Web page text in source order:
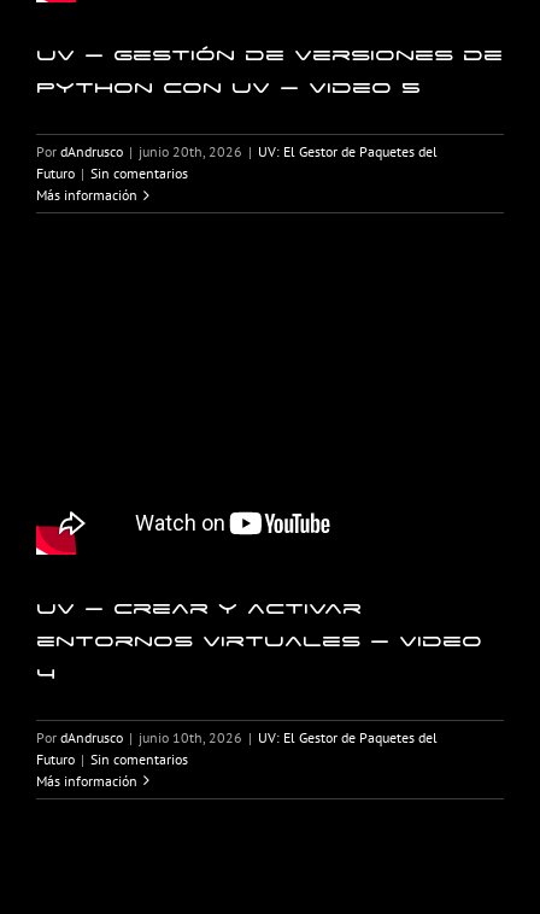
UV – Gestión de versiones de
Python con UV – Video 5
Por dAndrusco | junio 20th, 2026 | UV: El Gestor de Paquetes del
Futuro | Sin comentarios
Más información
UV – Crear y activar
entornos virtuales – Video
4
Por dAndrusco | junio 10th, 2026 | UV: El Gestor de Paquetes del
Futuro | Sin comentarios
Más información